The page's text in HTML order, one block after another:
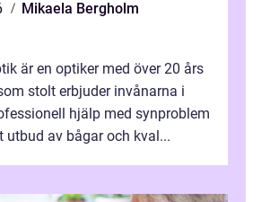
Mikaela Bergholm
är en optiker med över 20 års
stolt erbjuder invånarna i
hjälp med synproblem
utbud av bågar och kval...